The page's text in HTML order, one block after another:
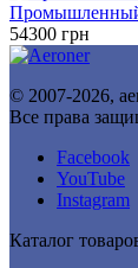
Промышленный
54300 грн
© 2007-2026,
Все права
Facebook
YouTube
Instagram
Каталог